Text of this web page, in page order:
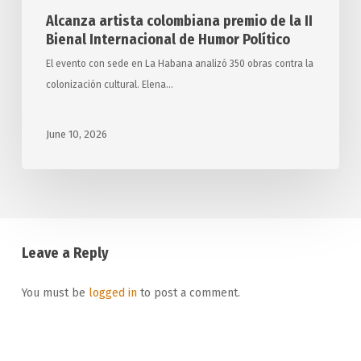
Alcanza artista colombiana premio de la II
Bienal Internacional de Humor Político
El evento con sede en La Habana analizó 350 obras contra la
colonización cultural. Elena…
June 10, 2026
Leave a Reply
You must be logged into post a comment.